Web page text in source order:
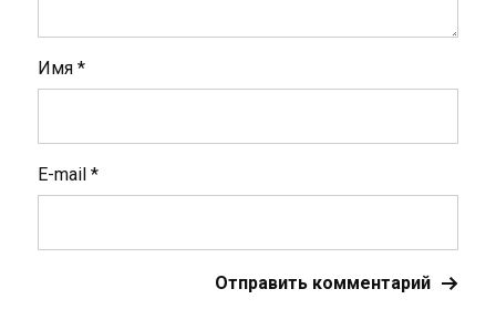
Имя *
E-mail *